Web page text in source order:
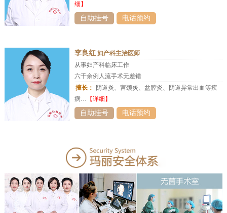
细】
自助挂号 电话预约
李良红妇产科主治医师
从事妇产科临床工作
六千余例人流手术无差错
擅长：
阴道炎、宫颈炎、盆腔炎、阴道异常出血等疾
病… 【详细】
自助挂号 电话预约